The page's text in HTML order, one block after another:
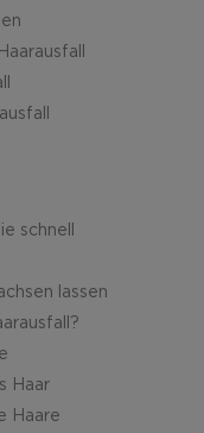
schnell
lassen
Haar
Haare